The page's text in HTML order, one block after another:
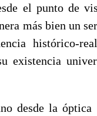
el punto de
más bien un
histórico-
existencia
desde la óptica